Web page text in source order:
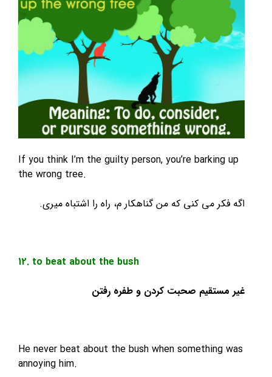
If you think I’m the guilty person, you’re
the wrong tree.
می کنی که من گناهکار م، راه را اشتباه میری.
12. to beat about the bush
صحبت کردن و طفره رفتن
He never beat about the bush when
annoying him.